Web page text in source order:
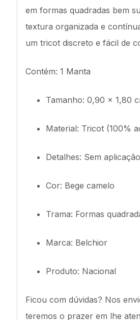
em formas quadradas bem
textura organizada e
um tricot discreto e fácil de
Contém: 1 Manta
Tamanho: 0,90 x 1,80
Material: Tricot (100%
Detalhes: Sem aplicação
Cor: Bege camelo
Trama: Formas
Marca: Belchior
Produto: Nacional
Ficou com dúvidas? Nos
teremos o prazer em lhe